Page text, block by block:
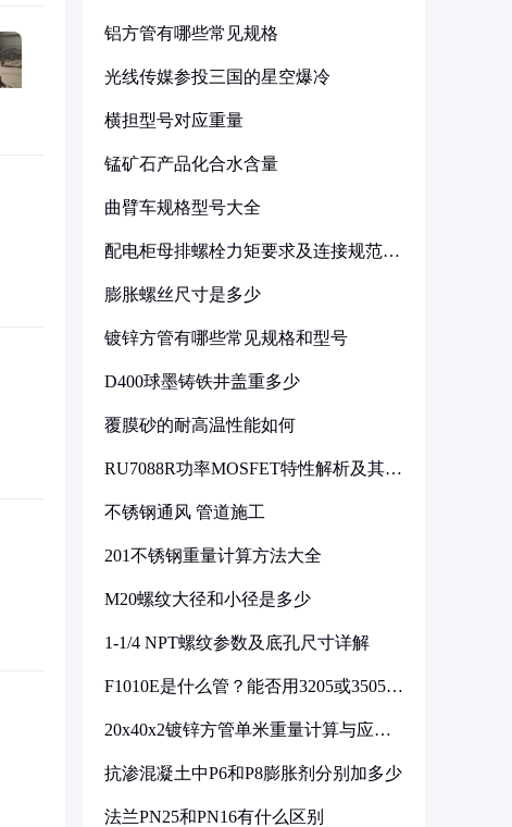
铝方管有哪些常见规格
光线传媒参投三国的星空爆冷
横担型号对应重量
锰矿石产品化合水含量
曲臂车规格型号大全
配电柜母排螺栓力矩要求及连接规范详
膨胀螺丝尺寸是多少
镀锌方管有哪些常见规格和型号
D400球墨铸铁井盖重多少
覆膜砂的耐高温性能如何
RU7088R功率MOSFET特性解析及其在
不锈钢通风 管道施工
201不锈钢重量计算方法大全
M20螺纹大径和小径是多少
1-1/4 NPT螺纹参数及底孔尺寸详解
F1010E是什么管？能否用3205或3505代
20x40x2镀锌方管单米重量计算与应用
抗渗混凝土中P6和P8膨胀剂分别加多少
法兰PN25和PN16有什么区别